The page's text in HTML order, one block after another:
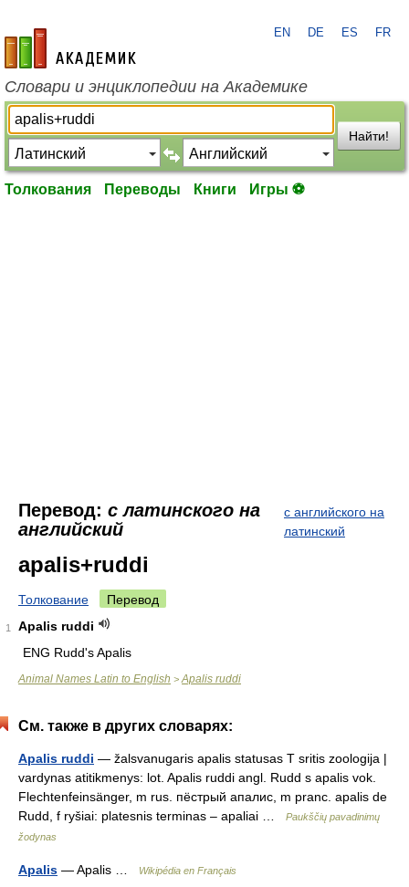
academic.ru
EN DE ES FR
Словари и энциклопедии на Академике
Найти!
Толкования Переводы Книги Игры ⚽
Перевод: с латинского на
английский
с английского на
латинский
apalis+ruddi
Толкование Перевод
1
Apalis ruddi
ENG Rudd's Apalis
Animal Names Latin to English > Apalis ruddi
См. также в других словарях:
Apalis ruddi — žalsvanugaris apalis statusas T sritis zoologija |
vardynas atitikmenys: lot. Apalis ruddi angl. Rudd s apalis vok.
Flechtenfeinsänger, m rus. пёстрый апалис, m pranc. apalis de
Rudd, f ryšiai: platesnis terminas – apaliai …
Paukščių pavadinimų
žodynas
Apalis — Apalis … Wikipédia en Français